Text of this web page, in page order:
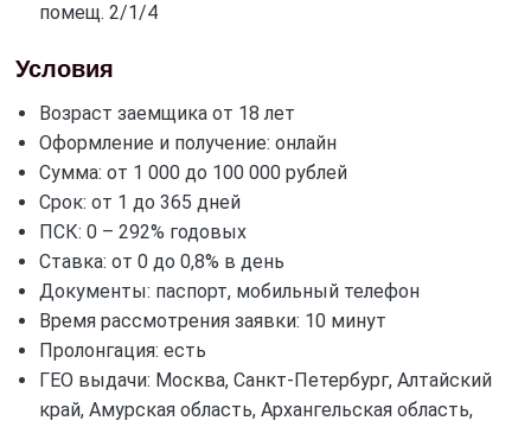
помещ. 2/1/4
Условия
Возраст заемщика от 18 лет
Оформление и получение: онлайн
Сумма: от 1 000 до 100 000 рублей
Срок: от 1 до 365 дней
ПСК: 0 – 292% годовых
Ставка: от 0 до 0,8% в день
Документы: паспорт, мобильный телефон
Время рассмотрения заявки: 10 минут
Пролонгация: есть
ГЕО выдачи: Москва, Санкт-Петербург, Алтайский
край, Амурская область, Архангельская область,